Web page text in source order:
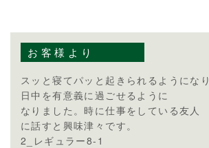
お客様より
スッと寝てパッと起きられるようになり
日中を有意義に過ごせるように
なりました。時に仕事をしている友人
に話すと興味津々です。
2_レギュラー8-1